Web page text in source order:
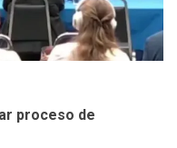
proceso de